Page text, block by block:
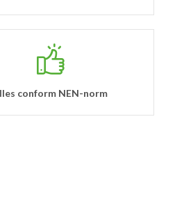
conform NEN-norm